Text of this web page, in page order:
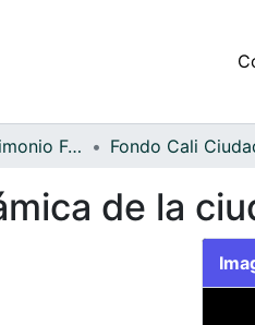
Archivo del Patrimonio Fotográfico y Fílmico del Valle del Cauca Fondo Cali
de la